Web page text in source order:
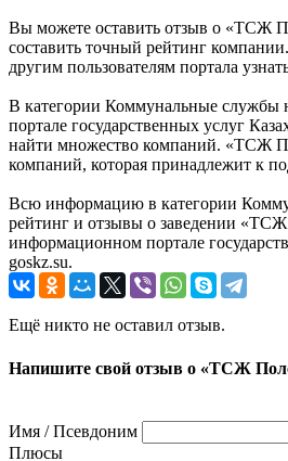
Вы можете оставить отзыв о «ТСЖ
составить точный рейтинг
другим пользователям портала
В категории Коммунальные службы
портале государственных услуг
найти множество компаний. «ТСЖ
компаний, которая принадлежит к
Всю информацию в категории
рейтинг и отзывы о заведении
информационном портале
goskz.su.
Ещё никто не оставил отзыв.
Напишите свой отзыв о «ТСЖ
Имя / Псевдоним
Плюсы